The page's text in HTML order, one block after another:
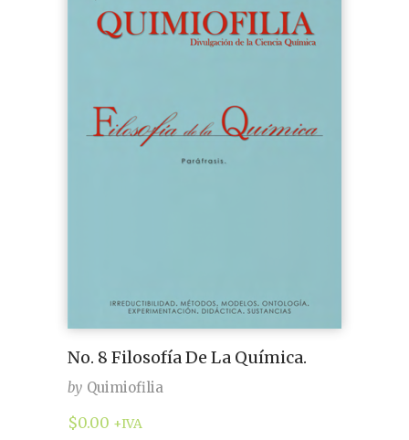
No. 8 Filosofía De La Química.
by Quimiofilia
$0.00 +IVA